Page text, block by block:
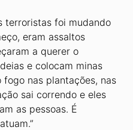
terroristas foi mudando
eram assaltos
a querer o
e colocam minas
nas plantações, nas
sai correndo e eles
as pessoas. É